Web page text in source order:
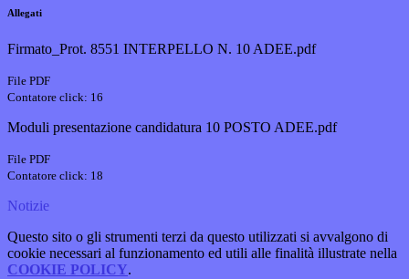
Allegati
Firmato_Prot. 8551 INTERPELLO N. 10 ADEE.pdf
File PDF
Contatore click: 16
Moduli presentazione candidatura 10 POSTO ADEE.pdf
File PDF
Contatore click: 18
Notizie
Questo sito o gli strumenti terzi da questo utilizzati si avvalgono di
cookie necessari al funzionamento ed utili alle finalità illustrate nella
COOKIE POLICY.